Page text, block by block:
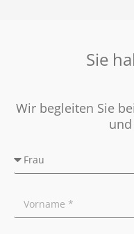
Tipps für Privatverkäufer
Sie
Wir begleiten Sie